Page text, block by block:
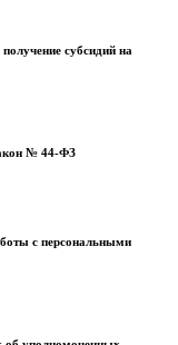
субсидий на
№ 44-ФЗ
с персональными